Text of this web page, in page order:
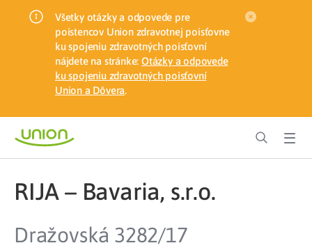
Všetky otázky a odpovede pre
poistencov Union zdravotnej poisťovne
ku spojeniu zdravotných poisťovní
nájdete na stránke: Otázky a odpovede
ku spojeniu zdravotných poisťovní
Union a Dôvera.
RIJA – Bavaria, s.r.o.
Dražovská 3282/17